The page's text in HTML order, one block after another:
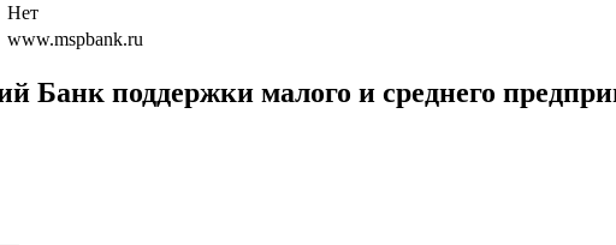
Нет
www.mspbank.ru
Банк поддержки малого и среднего